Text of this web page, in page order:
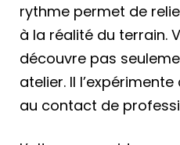
rythme permet de
à la réalité du terrain.
découvre pas
atelier. Il
au contact de